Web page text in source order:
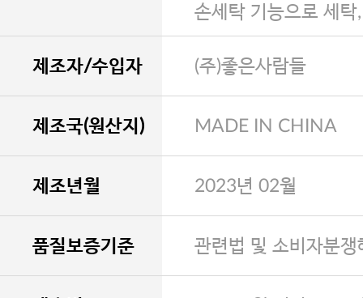
손세탁 기능으로 세탁
제조자/수입자 (주)좋은사람들
제조국(원산지) MADE IN CHINA
제조년월 2023년 02월
품질보증기준 관련법 및 소비자분